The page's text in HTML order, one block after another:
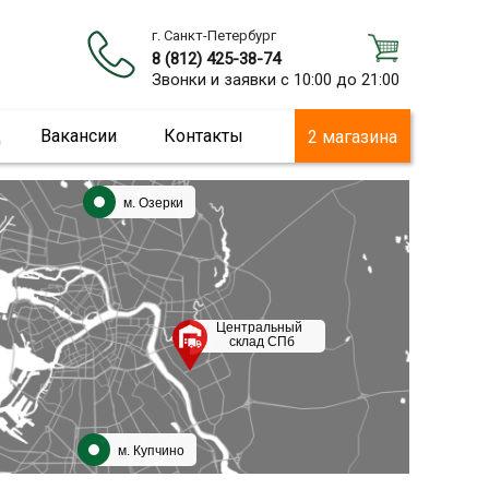
г. Санкт-Петербург
8 (812) 425-38-74
Звонки и заявки с 10:00 до 21:00
Вакансии Контакты 2 магазина
м. Озерки
м. Купчино
Центральный
склад СПб